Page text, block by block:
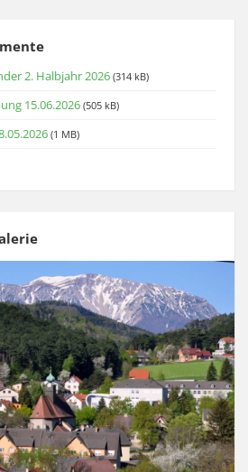
2. Halbjahr 2026 (314 kB)
15.06.2026 (505 kB)
(1 MB)